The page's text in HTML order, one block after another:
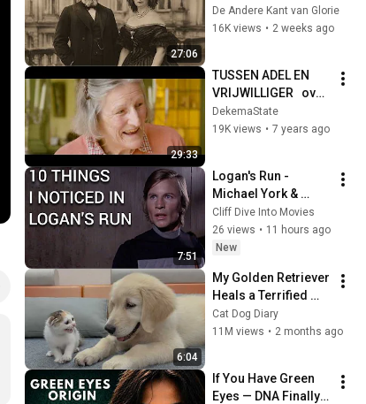
27:06
Koning Gorilla
begroef zichzelf in
De Andere Kant van Glorie
16K views • 2 weeks ago
29:33
TUSSEN ADEL EN
VRIJWILLIGER   over
wonen en werken op
een Friese
DekemaState
19K views • 7 years ago
7:51
Logan's Run -
Michael York &
Jenny Agutter - 10
Things I Noticed
Cliff Dive Into Movies
26 views • 11 hours ago
New
6:04
My Golden Retriever
Heals a Terrified
Rescue Kitten in
Just 3 Meetings!
Cat Dog Diary
11M views • 2 months ago
If You Have Green
Eyes — DNA Finally